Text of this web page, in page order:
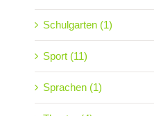
Schulgarten (1)
Sport (11)
Sprachen (1)